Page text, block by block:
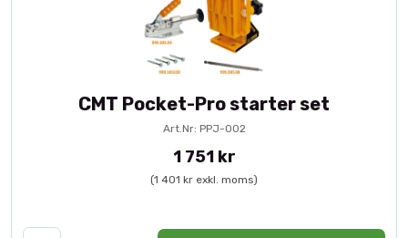
CMT Pocket-Pro starter set
Art.Nr: PPJ-002
1 751 kr
(1 401 kr exkl. moms)